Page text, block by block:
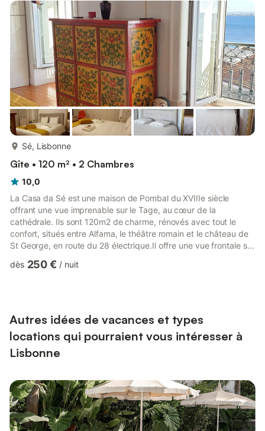
Sé, Lisbonne
Gîte • 120 m² • 2 Chambres
10,0
La Casa da Sé est une maison de Pombal du XVIIIe siècle
offrant une vue imprenable sur le Tage, au cœur de la
cathédrale. Ils sont 120m2 de charme, rénovés avec tout le
confort, situés entre Alfama, le théâtre romain et le château de
St George, en route du 28 électrique.Il offre une vue frontale sur
panthéon national.La maison dispose de 2 chambres à coucher,
dès 250 € / nuit
Autres idées de vacances et types
locations qui pourraient vous intéresser à
Lisbonne